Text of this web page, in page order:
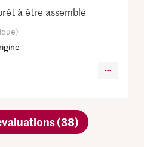
à être assemblé
(38)